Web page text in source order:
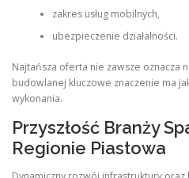
zakres usług mobilnych,
ubezpieczenie działalności.
Najtańsza oferta nie zawsze oznacza
budowlanej kluczowe znaczenie ma
wykonania.
Przyszłość Branży
Regionie Piastowa